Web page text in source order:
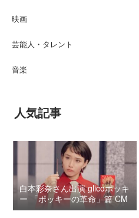
映画
芸能人・タレント
音楽
人気記事
白本彩奈さん出演 glicoポッキ
ー 「ポッキーの革命」篇 CM